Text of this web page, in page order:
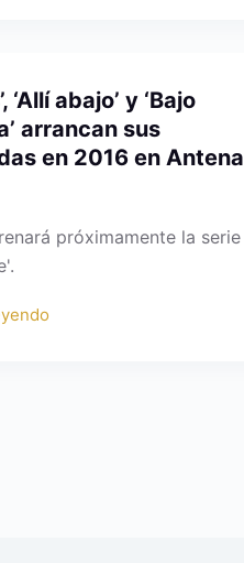
‘Allí abajo’ y ‘Bajo
arrancan sus
en 2016 en Antena
próximamente la serie